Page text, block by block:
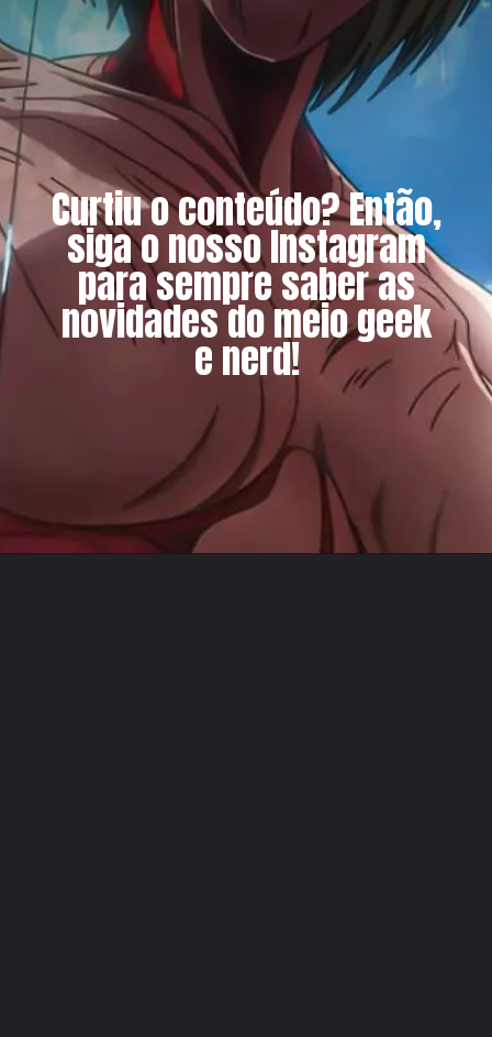
Curtiu o conteúdo? Então,
siga o nosso Instagram
para sempre saber as
novidades do meio geek
e nerd!